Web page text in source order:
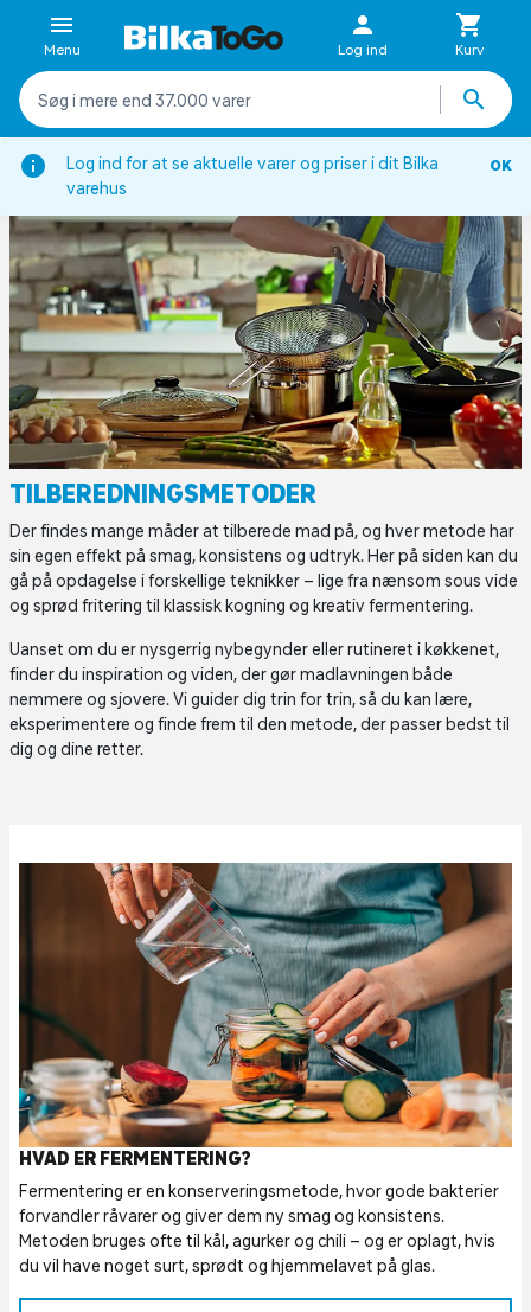
Log ind for at se aktuelle varer og priser i dit Bilka
varehus
OK
Menu Log ind Kurv
Forside Inspiration Viden om Tilberedningsmetoder
TILBEREDNINGSMETODER
Der findes mange måder at tilberede mad på, og hver metode har
sin egen effekt på smag, konsistens og udtryk. Her på siden kan du
gå på opdagelse i forskellige teknikker – lige fra nænsom sous vide
og sprød fritering til klassisk kogning og kreativ fermentering.
Uanset om du er nysgerrig nybegynder eller rutineret i køkkenet,
finder du inspiration og viden, der gør madlavningen både
nemmere og sjovere. Vi guider dig trin for trin, så du kan lære,
eksperimentere og finde frem til den metode, der passer bedst til
dig og dine retter.
HVAD ER FERMENTERING?
Fermentering er en konserveringsmetode, hvor gode bakterier
forvandler råvarer og giver dem ny smag og konsistens.
Metoden bruges ofte til kål, agurker og chili – og er oplagt, hvis
du vil have noget surt, sprødt og hjemmelavet på glas.